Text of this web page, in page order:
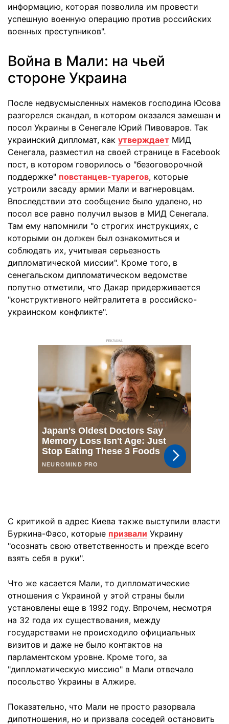
информацию, которая позволила им провести
успешную военную операцию против российских
военных преступников".
Война в Мали: на чьей
стороне Украина
После недвусмысленных намеков господина Юсова
разгорелся скандал, в котором оказался замешан и
посол Украины в Сенегале Юрий Пивоваров. Так
украинский дипломат, как утверждает МИД
Сенегала, разместил на своей странице в Facebook
пост, в котором говорилось о "безоговорочной
поддержке" повстанцев-туарегов, которые
устроили засаду армии Мали и вагнеровцам.
Впоследствии это сообщение было удалено, но
посол все равно получил вызов в МИД Сенегала.
Там ему напомнили "о строгих инструкциях, с
которыми он должен был ознакомиться и
соблюдать их, учитывая серьезность
дипломатической миссии". Кроме того, в
сенегальском дипломатическом ведомстве
попутно отметили, что Дакар придерживается
"конструктивного нейтралитета в российско-
украинском конфликте".
РЕКЛАМА
С критикой в адрес Киева также выступили власти
Буркина-Фасо, которые призвали Украину
"осознать свою ответственность и прежде всего
взять себя в руки".
Что же касается Мали, то дипломатические
отношения с Украиной у этой страны были
установлены еще в 1992 году. Впрочем, несмотря
на 32 года их существования, между
государствами не происходило официальных
визитов и даже не было контактов на
парламентском уровне. Кроме того, за
"дипломатическую миссию" в Мали отвечало
посольство Украины в Алжире.
Показательно, что Мали не просто разорвала
дипотношения, но и призвала соседей остановить